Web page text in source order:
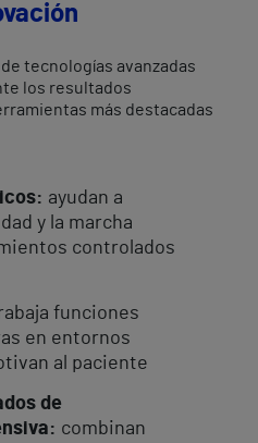
tecnologías avanzadas
los resultados
más destacadas
ayudan a
y la marcha
controlados
funciones
en entornos
al paciente
de
combinan